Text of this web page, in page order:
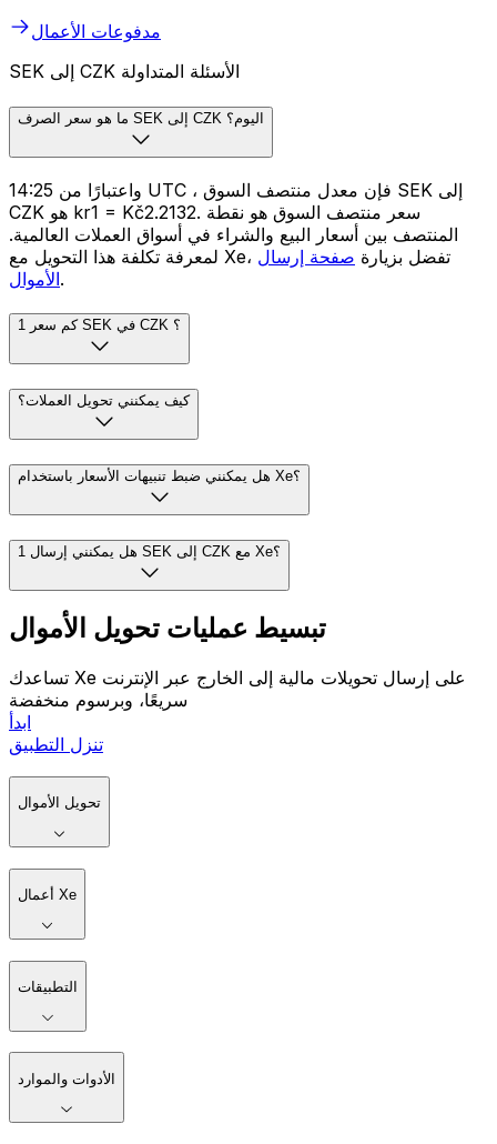
مدفوعات الأعمال
SEK إلى CZK الأسئلة المتداولة
ما هو سعر الصرف SEK إلى CZK اليوم؟
واعتبارًا من 14:25 UTC ، فإن معدل منتصف السوق SEK إلى
CZK هو kr1 = Kč2.2132. سعر منتصف السوق هو نقطة
المنتصف بين أسعار البيع والشراء في أسواق العملات العالمية.
لمعرفة تكلفة هذا التحويل مع Xe، تفضل بزيارة صفحة إرسال
الأموال.
كم سعر 1 SEK في CZK ؟
كيف يمكنني تحويل العملات؟
هل يمكنني ضبط تنبيهات الأسعار باستخدام Xe؟
هل يمكنني إرسال 1 SEK إلى CZK مع Xe؟
تبسيط عمليات تحويل الأموال
تساعدك Xe على إرسال تحويلات مالية إلى الخارج عبر الإنترنت
سريعًا، وبرسوم منخفضة
ابدأ
تنزل التطبيق
تحويل الأموال
أعمال Xe
التطبيقات
الأدوات والموارد